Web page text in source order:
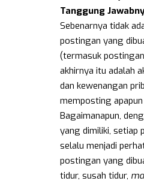
Tanggung
Sebenarnya tidak
postingan yang
(termasuk
akhirnya itu adalah
dan kewenangan
memposting
Bagaimanapun,
yang dimiliki, setiap
selalu menjadi
postingan yang
tidur, susah tidur,